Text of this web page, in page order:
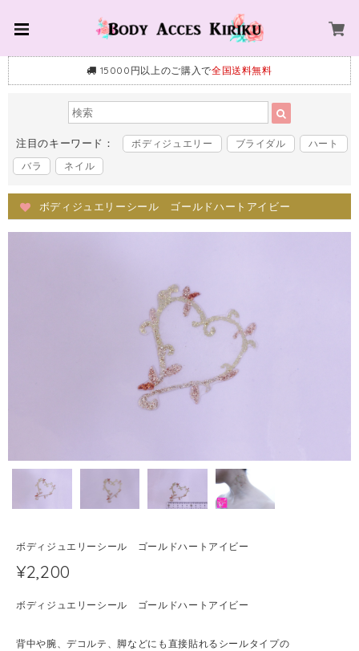
15000円以上のご購入で全国送料無料
注目のキーワード： ボディジュエリー ブライダル
ハート
バラ
ネイル
ボディジュエリーシール ゴールドハートアイビー
ボディジュエリーシール ゴールドハートアイビー
¥2,200
ボディジュエリーシール ゴールドハートアイビー
背中や腕、デコルテ、脚などにも直接貼れるシールタイプの